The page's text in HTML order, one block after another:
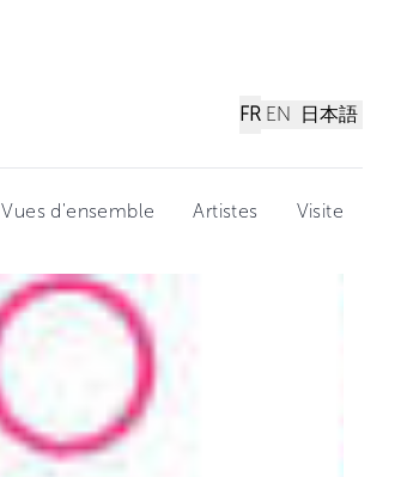
FR EN 日本語
Vues d'ensemble Artistes Visite